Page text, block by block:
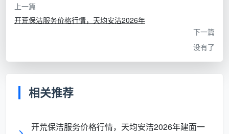
实体
拥有固定员工、统
务合同
报价高于前两者，但服务
成都天均安洁保洁属于第三种。判断一家
句：“今天来我家的工人，是你们签劳动合同的正式员工
上一篇
开荒保洁服务价格行情，天均安洁2026年
下一篇
没有了
相关推荐
开荒保洁服务价格行情，天均安洁2026年建面一